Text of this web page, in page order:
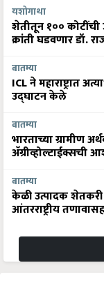
यशोगाथा
शेतीतून १०० कोटींची
क्रांती घडवणार डॉ.
बातम्या
ICL ने महाराष्ट्रात
उद्घाटन केले
बातम्या
भारताच्या ग्रामीण
अ‍ॅग्रीव्होल्टाईक्सची
बातम्या
केळी उत्पादक शेतकरी
आंतरराष्ट्रीय